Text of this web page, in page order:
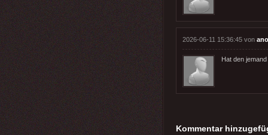
2026-06-11 15:36:45 von
Hat den
Kommentar